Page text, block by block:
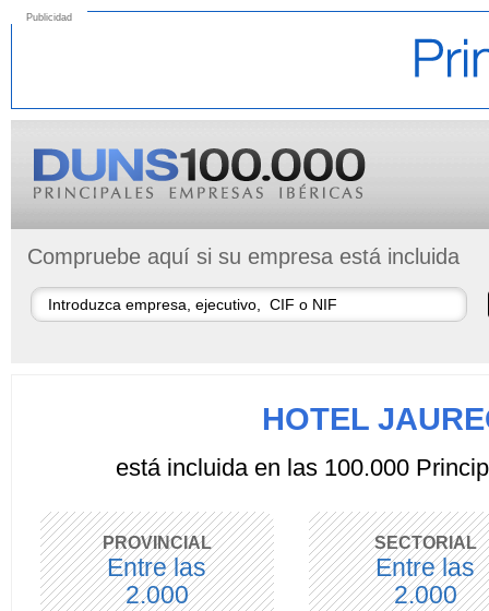
Publicidad
Compruebe aquí si su empresa está incluida
HOTEL
está incluida en las 100.000
PROVINCIAL
Entre las
2.000
SECTORIAL
Entre las
2.000